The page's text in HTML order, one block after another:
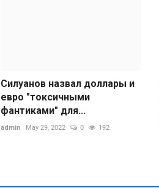
Силуанов назвал доллары и
евро "токсичными
фантиками" для...
admin May 29, 2022 0 192